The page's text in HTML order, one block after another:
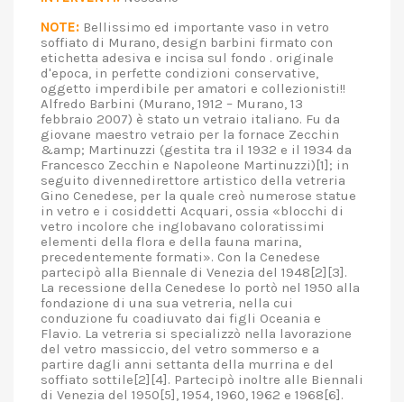
NOTE: Bellissimo ed importante vaso in vetro
soffiato di Murano, design barbini firmato con
etichetta adesiva e incisa sul fondo . originale
d'epoca, in perfette condizioni conservative,
oggetto imperdibile per amatori e collezionisti!!
Alfredo Barbini (Murano, 1912 – Murano, 13
febbraio 2007) è stato un vetraio italiano. Fu da
giovane maestro vetraio per la fornace Zecchin
&amp; Martinuzzi (gestita tra il 1932 e il 1934 da
Francesco Zecchin e Napoleone Martinuzzi)[1]; in
seguito divennedirettore artistico della vetreria
Gino Cenedese, per la quale creò numerose statue
in vetro e i cosiddetti Acquari, ossia «blocchi di
vetro incolore che inglobavano coloratissimi
elementi della flora e della fauna marina,
precedentemente formati». Con la Cenedese
partecipò alla Biennale di Venezia del 1948[2][3].
La recessione della Cenedese lo portò nel 1950 alla
fondazione di una sua vetreria, nella cui
conduzione fu coadiuvato dai figli Oceania e
Flavio. La vetreria si specializzò nella lavorazione
del vetro massiccio, del vetro sommerso e a
partire dagli anni settanta della murrina e del
soffiato sottile[2][4]. Partecipò inoltre alle Biennali
di Venezia del 1950[5], 1954, 1960, 1962 e 1968[6].